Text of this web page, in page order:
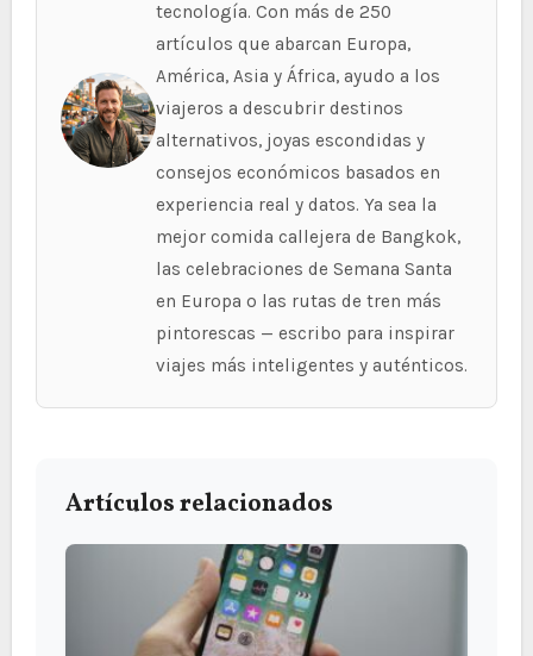
tecnología. Con más de 250
artículos que abarcan Europa,
América, Asia y África, ayudo a los
viajeros a descubrir destinos
alternativos, joyas escondidas y
consejos económicos basados en
experiencia real y datos. Ya sea la
mejor comida callejera de Bangkok,
las celebraciones de Semana Santa
en Europa o las rutas de tren más
pintorescas — escribo para inspirar
viajes más inteligentes y auténticos.
Artículos relacionados